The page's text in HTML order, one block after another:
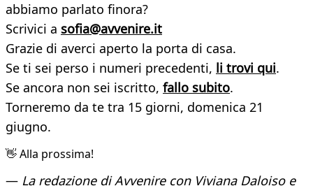
abbiamo parlato finora?
Scrivici a sofia@avvenire.it
Grazie di averci aperto la porta di casa.
Se ti sei perso i numeri precedenti, li trovi qui.
Se ancora non sei iscritto, fallo subito.
Torneremo da te tra 15 giorni, domenica 21
giugno.
👋 Alla prossima!
— La redazione di Avvenire con Viviana Daloiso e